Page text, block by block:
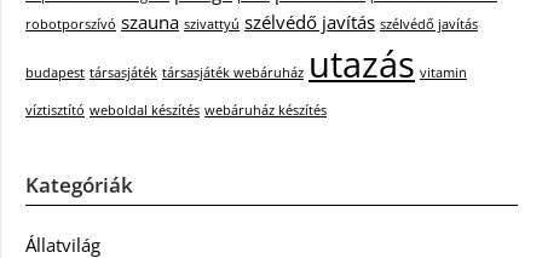
robotporszívó szauna szivattyú szélvédő javítás szélvédő javítás
budapest társasjáték társasjáték webáruház utazás vitamin
víztisztító weboldal készítés webáruház készítés
Kategóriák
Állatvilág